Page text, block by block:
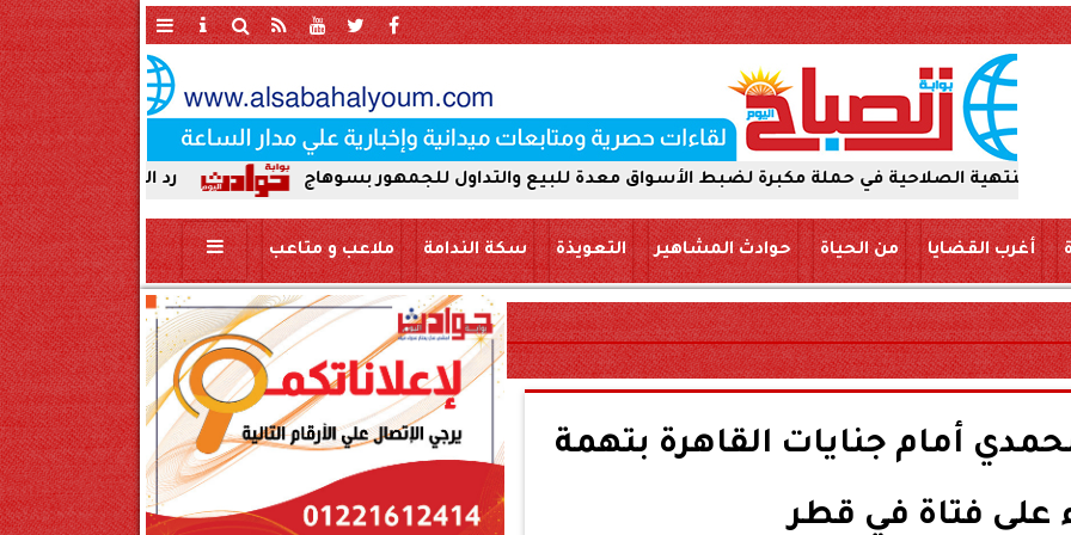
رد الجميل لأصحاب العطاء. إدارة في حملة مكبرة لضبط الأسواق معدة للبيع والتداول للجمهور بسوهاج
أغرب القضايا من الحياة حوادث المشاهير التعويذة سكة الندامة ملاعب و متاعب
أمام جنايات القاهرة بتهمة
على فتاة في قطر